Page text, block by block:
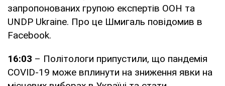
запропонованих групою експертів ООН та
UNDP Ukraine. Про це Шмигаль повідомив в
Facebook.
16:03 – Політологи припустили, що пандемія
COVID-19 може вплинути на зниження явки на